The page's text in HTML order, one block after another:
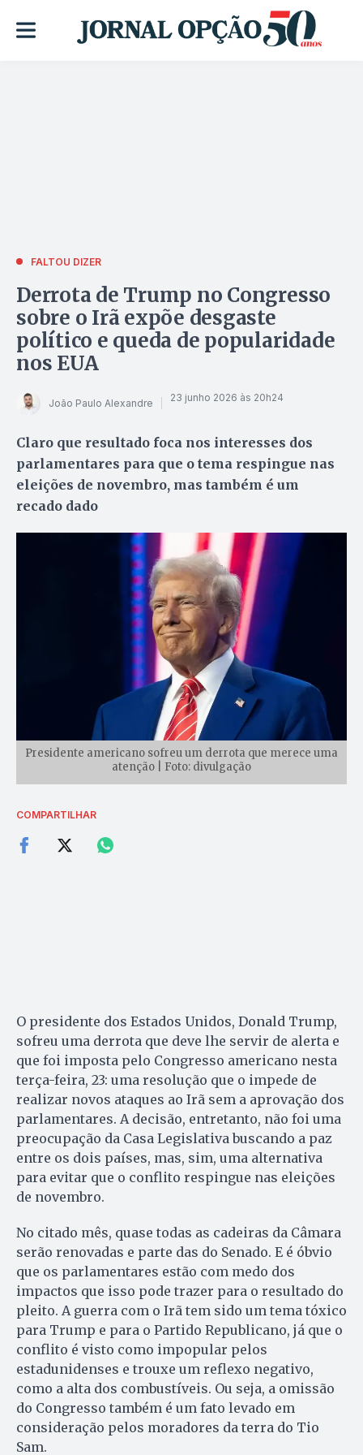
FALTOU DIZER
Derrota de Trump no Congresso
sobre o Irã expõe desgaste
político e queda de popularidade
nos EUA
João Paulo Alexandre 23 junho 2026 às 20h24
Claro que resultado foca nos interesses dos
parlamentares para que o tema respingue nas
eleições de novembro, mas também é um
recado dado
Presidente americano sofreu um derrota que merece uma
atenção | Foto: divulgação
COMPARTILHAR
O presidente dos Estados Unidos, Donald Trump,
sofreu uma derrota que deve lhe servir de alerta e
que foi imposta pelo Congresso americano nesta
terça-feira, 23: uma resolução que o impede de
realizar novos ataques ao Irã sem a aprovação dos
parlamentares. A decisão, entretanto, não foi uma
preocupação da Casa Legislativa buscando a paz
entre os dois países, mas, sim, uma alternativa
para evitar que o conflito respingue nas eleições
de novembro.
No citado mês, quase todas as cadeiras da Câmara
serão renovadas e parte das do Senado. E é óbvio
que os parlamentares estão com medo dos
impactos que isso pode trazer para o resultado do
pleito. A guerra com o Irã tem sido um tema tóxico
para Trump e para o Partido Republicano, já que o
conflito é visto como impopular pelos
estadunidenses e trouxe um reflexo negativo,
como a alta dos combustíveis. Ou seja, a omissão
do Congresso também é um fato levado em
consideração pelos moradores da terra do Tio
Sam.